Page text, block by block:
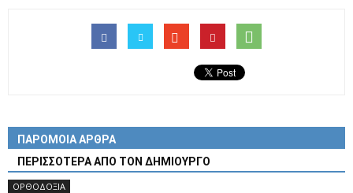
ΠΑΡΟΜΟΙΑ ΑΡΘΡΑ
ΠΕΡΙΣΣΟΤΕΡΑ ΑΠΟ ΤΟΝ ΔΗΜΙΟΥΡΓΟ
ΟΡΘΟΔΟΞΙΑ